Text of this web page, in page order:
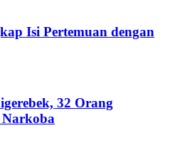
Isi Pertemuan dengan
32 Orang